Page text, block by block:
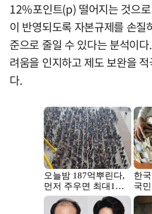
12%포인트(p) 떨어지는 것으
이 반영되도록 자본규제를 손
준으로 줄일 수 있다는 분석이
려움을 인지하고 제도 보완을
다.